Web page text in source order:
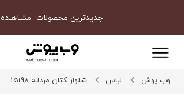
جدیدترین محصولات مشـاهـده
وب پوش لباس شلوار کتان مردانه 15198